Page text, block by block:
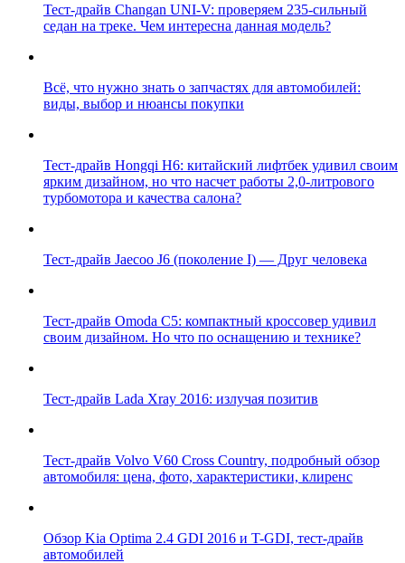
Тест-драйв Changan UNI-V: проверяем 235-сильный
седан на треке. Чем интересна данная модель?
Всё, что нужно знать о запчастях для автомобилей:
виды, выбор и нюансы покупки
Тест-драйв Hongqi H6: китайский лифтбек удивил своим
ярким дизайном, но что насчет работы 2,0-литрового
турбомотора и качества салона?
Тест-драйв Jaecoo J6 (поколение I) — Друг человека
Тест-драйв Omoda C5: компактный кроссовер удивил
своим дизайном. Но что по оснащению и технике?
Тест-драйв Lada Xray 2016: излучая позитив
Тест-драйв Volvo V60 Cross Country, подробный обзор
автомобиля: цена, фото, характеристики, клиренс
Обзор Kia Optima 2.4 GDI 2016 и T-GDI, тест-драйв
автомобилей